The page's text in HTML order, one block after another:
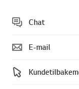
Chat
E-mail